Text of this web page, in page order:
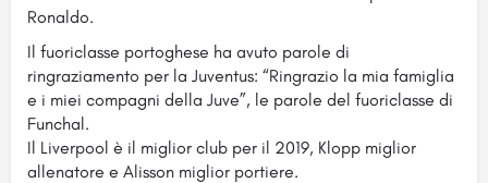
Ronaldo.
Il fuoriclasse portoghese ha avuto parole di
ringraziamento per la Juventus: “Ringrazio la mia famiglia
e i miei compagni della Juve”, le parole del fuoriclasse di
Funchal.
Il Liverpool è il miglior club per il 2019, Klopp miglior
allenatore e Alisson miglior portiere.